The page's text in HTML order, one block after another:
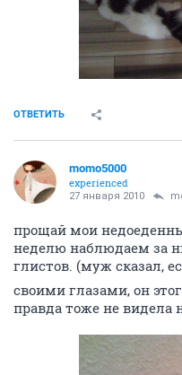
ОТВЕТИТЬ
momo5000
experienced
27 января 2010
прощай мои
неделю наблюдаем за
глистов. (муж сказал,
своими глазами, он
правда тоже не видела